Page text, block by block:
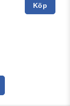
Köp